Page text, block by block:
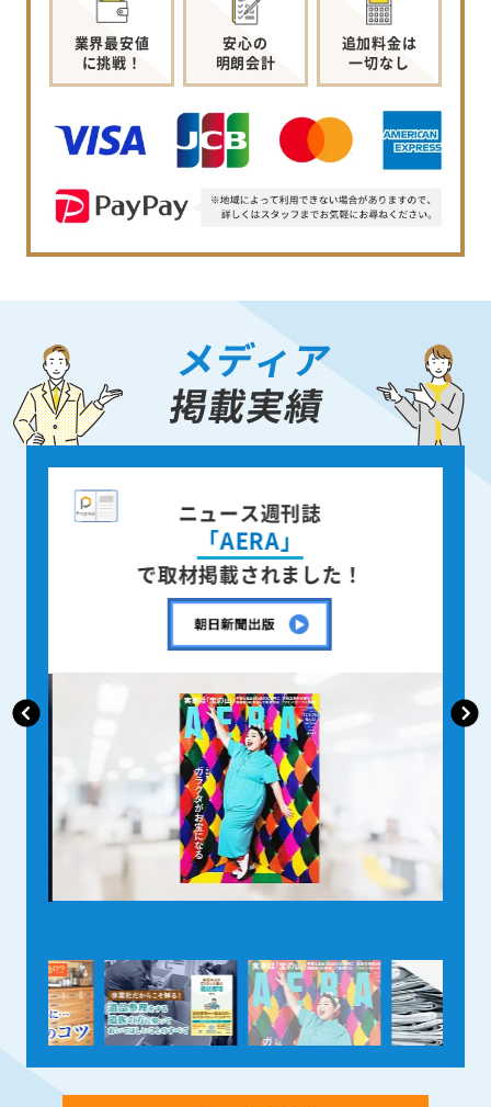
業界最安値
に挑戦！
安心の
明朗会計
追加料金は
一切なし
メディア
掲載実績
ニュース週刊誌
「AERA」
で取材掲載されました！